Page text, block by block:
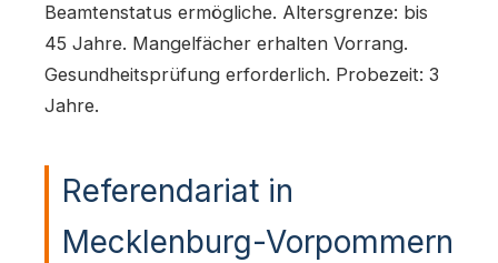
Beamtenstatus ermögliche. Altersgrenze: bis
45 Jahre. Mangelfächer erhalten Vorrang.
Gesundheitsprüfung erforderlich. Probezeit: 3
Jahre.
Referendariat in
Mecklenburg-Vorpommern